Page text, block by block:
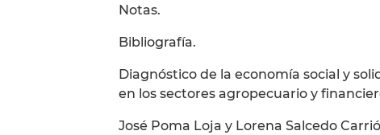
Notas.
Bibliografía.
Diagnóstico de la economía social y
en los sectores agropecuario y
José Poma Loja y Lorena Salcedo